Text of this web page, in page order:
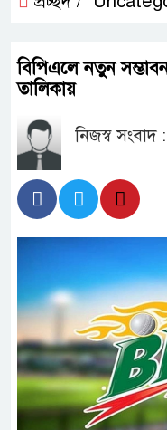
বিপিএলে নতুন
তালিকায়
নিজস্ব